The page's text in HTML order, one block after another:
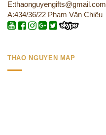
E:thaonguyengifts@gmail.com
A:434/36/22 Phạm Văn Chiêu
THAO NGUYEN MAP